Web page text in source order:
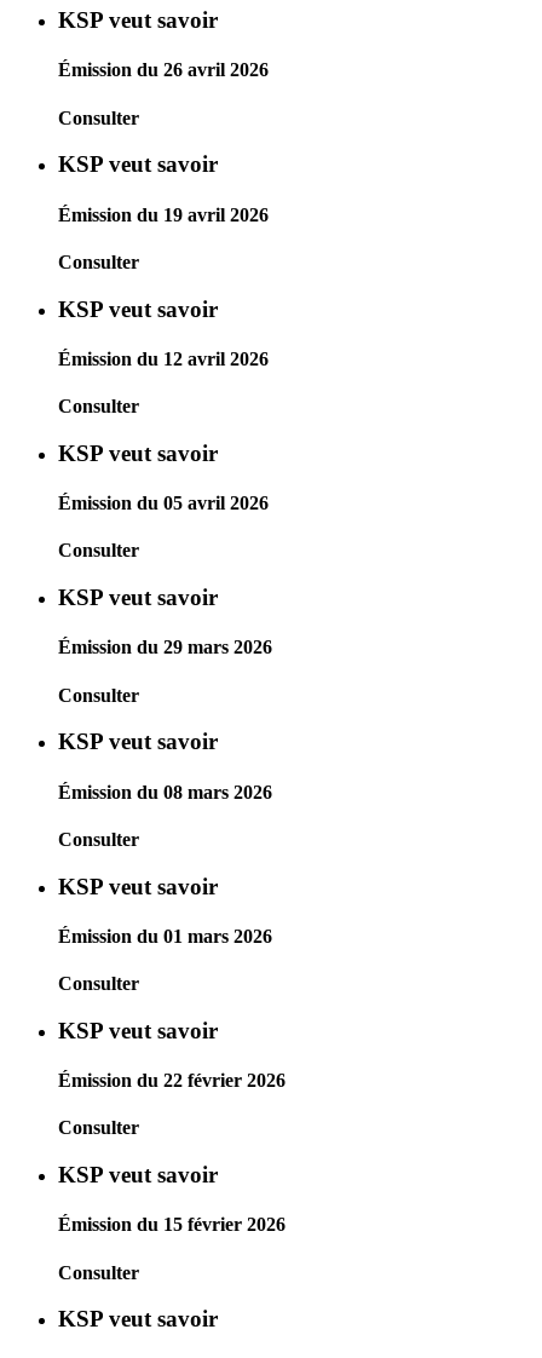
KSP veut savoir
Émission du 26 avril 2026
Consulter
KSP veut savoir
Émission du 19 avril 2026
Consulter
KSP veut savoir
Émission du 12 avril 2026
Consulter
KSP veut savoir
Émission du 05 avril 2026
Consulter
KSP veut savoir
Émission du 29 mars 2026
Consulter
KSP veut savoir
Émission du 08 mars 2026
Consulter
KSP veut savoir
Émission du 01 mars 2026
Consulter
KSP veut savoir
Émission du 22 février 2026
Consulter
KSP veut savoir
Émission du 15 février 2026
Consulter
KSP veut savoir